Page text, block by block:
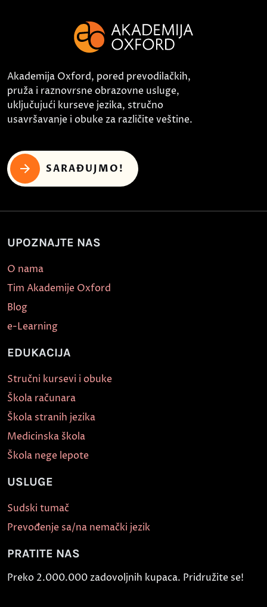
Akademija Oxford, pored prevodilačkih,
pruža i raznovrsne obrazovne usluge,
uključujući kurseve jezika, stručno
usavršavanje i obuke za različite veštine.
SARAĐUJMO!
UPOZNAJTE NAS
O nama
Tim Akademije Oxford
Blog
e-Learning
EDUKACIJA
Stručni kursevi i obuke
Škola računara
Škola stranih jezika
Medicinska škola
Škola nege lepote
USLUGE
Sudski tumač
Prevođenje sa/na nemački jezik
PRATITE NAS
Preko 2.000.000 zadovoljnih kupaca. Pridružite se!